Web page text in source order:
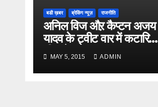
बडी ख़बर ब्रेकिंग न्यूज़ राजनीति
अनिल विज औऱ कैप्टन अजय
यादव के ट्वीट वार में कटारिया
भी कूदे
MAY 5, 2015 ADMIN